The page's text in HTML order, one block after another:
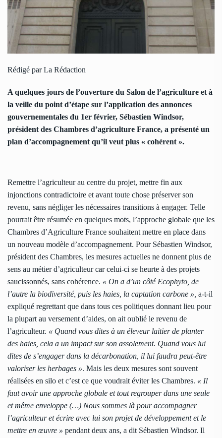
Rédigé par La Rédaction
A quelques jours de l’ouverture du Salon de l’agriculture et à
la veille du point d’étape sur l’application des annonces
gouvernementales du 1er février, Sébastien Windsor,
président des Chambres d’agriculture France, a présenté un
plan d’accompagnement qu’il veut plus « cohérent ».
Remettre l’agriculteur au centre du projet, mettre fin aux
injonctions contradictoire et avant toute chose préserver son
revenu, sans négliger les nécessaires transitions à engager. Telle
pourrait être résumée en quelques mots, l’approche globale que les
Chambres d’Agriculture France souhaitent mettre en place dans
un nouveau modèle d’accompagnement. Pour Sébastien Windsor,
président des Chambres, les mesures actuelles ne donnent plus de
sens au métier d’agriculteur car celui-ci se heurte à des projets
saucissonnés, sans cohérence. « On a d’un côté Ecophyto, de
l’autre la biodiversité, puis les haies, la captation carbone », a-t-il
expliqué regrettant que dans tous ces politiques donnant lieu pour
la plupart au versement d’aides, on ait oublié le revenu de
l’agriculteur. « Quand vous dites à un éleveur laitier de planter
des haies, cela a un impact sur son assolement. Quand vous lui
dites de s’engager dans la décarbonation, il lui faudra peut-être
valoriser les herbages ». Mais les deux mesures sont souvent
réalisées en silo et c’est ce que voudrait éviter les Chambres. « Il
faut avoir une approche globale et tout regrouper dans une seule
et même enveloppe (…) Nous sommes là pour accompagner
l’agriculteur et écrire avec lui son projet de développement et le
mettre en œuvre » pendant deux ans, a dit Sébastien Windsor. Il